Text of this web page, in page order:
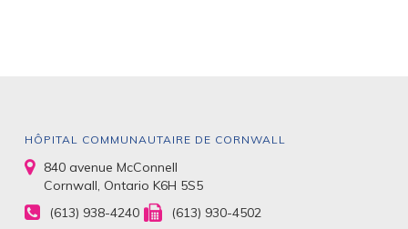
HÔPITAL COMMUNAUTAIRE DE CORNWALL
840 avenue McConnell
Cornwall, Ontario K6H 5S5
(613) 938-4240
(613) 930-4502